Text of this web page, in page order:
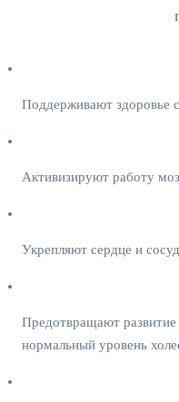
Поддерживают здоровье
Активизируют работу
Укрепляют сердце и
Предотвращают
нормальный уровень